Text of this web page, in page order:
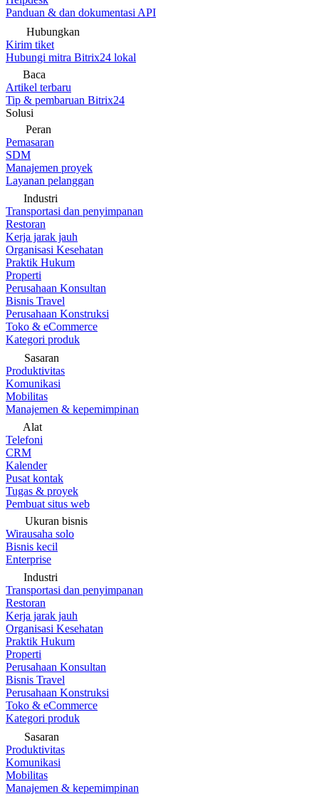
Panduan & dan dokumentasi API
Hubungkan
Kirim tiket
Hubungi mitra Bitrix24 lokal
Baca
Artikel terbaru
Tip & pembaruan Bitrix24
Solusi
Peran
Pemasaran
SDM
Manajemen proyek
Layanan pelanggan
Industri
Transportasi dan penyimpanan
Restoran
Kerja jarak jauh
Organisasi Kesehatan
Praktik Hukum
Properti
Perusahaan Konsultan
Bisnis Travel
Perusahaan Konstruksi
Toko & eCommerce
Kategori produk
Sasaran
Produktivitas
Komunikasi
Mobilitas
Manajemen & kepemimpinan
Alat
Telefoni
CRM
Kalender
Pusat kontak
Tugas & proyek
Pembuat situs web
Ukuran bisnis
Wirausaha solo
Bisnis kecil
Enterprise
Industri
Transportasi dan penyimpanan
Restoran
Kerja jarak jauh
Organisasi Kesehatan
Praktik Hukum
Properti
Perusahaan Konsultan
Bisnis Travel
Perusahaan Konstruksi
Toko & eCommerce
Kategori produk
Sasaran
Produktivitas
Komunikasi
Mobilitas
Manajemen & kepemimpinan